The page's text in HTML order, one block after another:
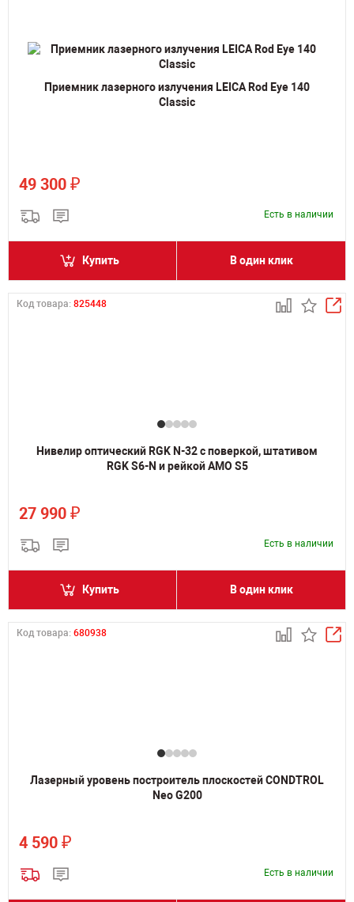
Приемник лазерного излучения LEICA Rod Eye 140
Classic
49 300 ₽
Есть в наличии
Купить В один клик
Код товара: 825448
Нивелир оптический RGK N-32 с поверкой, штативом
RGK S6-N и рейкой AMO S5
27 990 ₽
Есть в наличии
Купить В один клик
Код товара: 680938
Лазерный уровень построитель плоскостей CONDTROL
Neo G200
4 590 ₽
Есть в наличии